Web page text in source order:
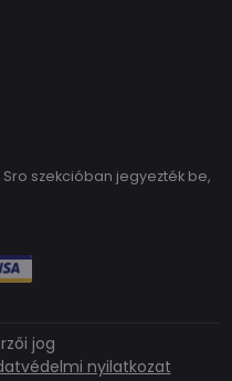
Sro szekcióban jegyezték be,
jog
nyilatkozat